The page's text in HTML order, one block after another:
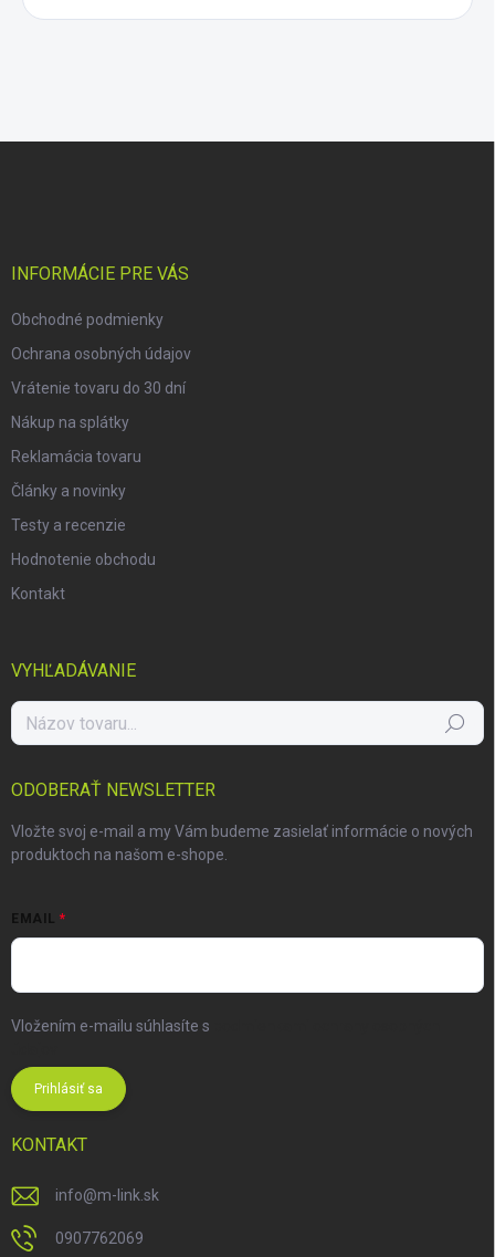
INFORMÁCIE PRE VÁS
Obchodné podmienky
Ochrana osobných údajov
Vrátenie tovaru do 30 dní
Nákup na splátky
Reklamácia tovaru
Články a novinky
Testy a recenzie
Hodnotenie obchodu
Kontakt
VYHĽADÁVANIE
Hľadať
ODOBERAŤ NEWSLETTER
Vložte svoj e-mail a my Vám budeme zasielať informácie o nových
produktoch na našom e-shope.
EMAIL
Vložením e-mailu súhlasíte s
Prihlásiť sa
KONTAKT
info@m-link.sk
0907762069